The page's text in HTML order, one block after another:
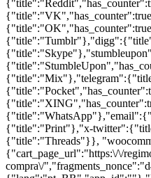
{"title":"Print"},"x-
{"title":"Threads"}},
{"cart_page_url":"https:\/\/
compra\/